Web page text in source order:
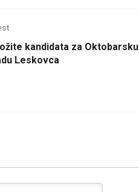
kandidata za Oktobarsku
Leskovca